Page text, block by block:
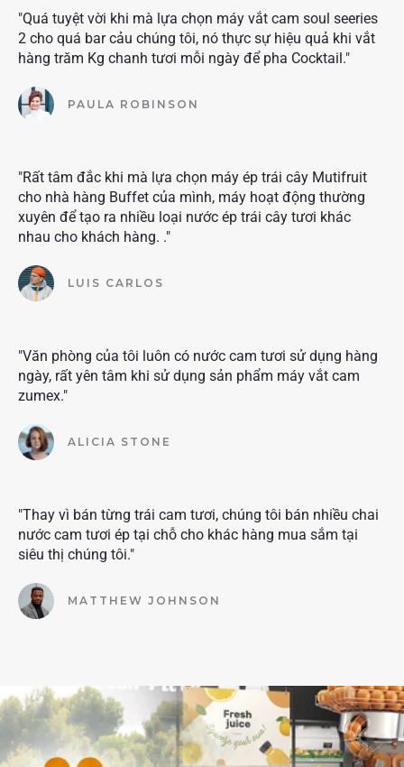
"Quá tuyệt vời khi mà lựa chọn máy vắt cam soul seeries
2 cho quá bar cảu chúng tôi, nó thực sự hiệu quả khi vắt
hàng trăm Kg chanh tươi mỗi ngày để pha Cocktail."
PAULA ROBINSON
"Rất tâm đắc khi mà lựa chọn máy ép trái cây Mutifruit
cho nhà hàng Buffet của mình, máy hoạt động thường
xuyên để tạo ra nhiều loại nước ép trái cây tươi khác
nhau cho khách hàng. ."
LUIS CARLOS
"Văn phòng của tôi luôn có nước cam tươi sử dụng hàng
ngày, rất yên tâm khi sử dụng sản phẩm máy vắt cam
zumex."
ALICIA STONE
"Thay vì bán từng trái cam tươi, chúng tôi bán nhiều chai
nước cam tươi ép tại chỗ cho khác hàng mua sắm tại
siêu thị chúng tôi."
MATTHEW JOHNSON